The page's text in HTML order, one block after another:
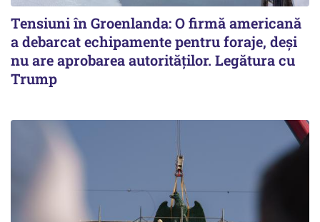
Tensiuni în Groenlanda: O firmă americană
a debarcat echipamente pentru foraje, deși
nu are aprobarea autorităților. Legătura cu
Trump